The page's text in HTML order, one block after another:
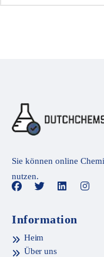
Sie können online
nutzen.
Information
Heim
Über uns